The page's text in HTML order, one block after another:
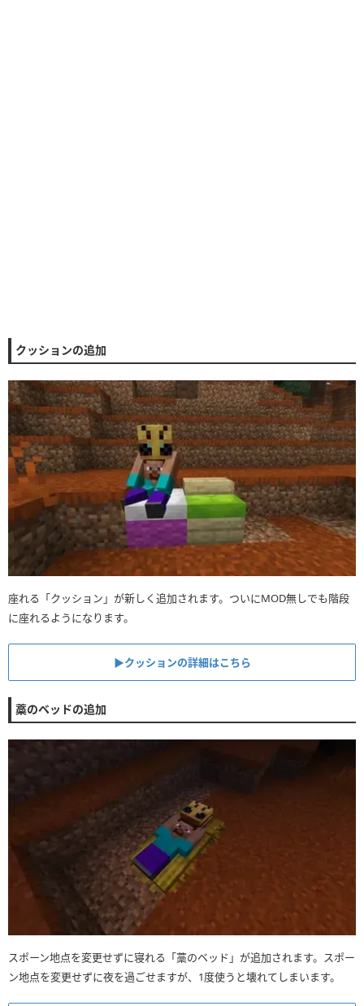
クッションの追加
座れる「クッション」が新しく追加されます。ついにMOD無しでも階段
に座れるようになります。
▶︎クッションの詳細はこちら
藁のベッドの追加
スポーン地点を変更せずに寝れる「藁のベッド」が追加されます。スポー
ン地点を変更せずに夜を過ごせますが、1度使うと壊れてしまいます。